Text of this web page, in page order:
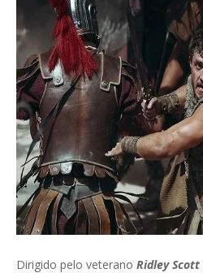
Dirigido pelo veterano Ridley Scott